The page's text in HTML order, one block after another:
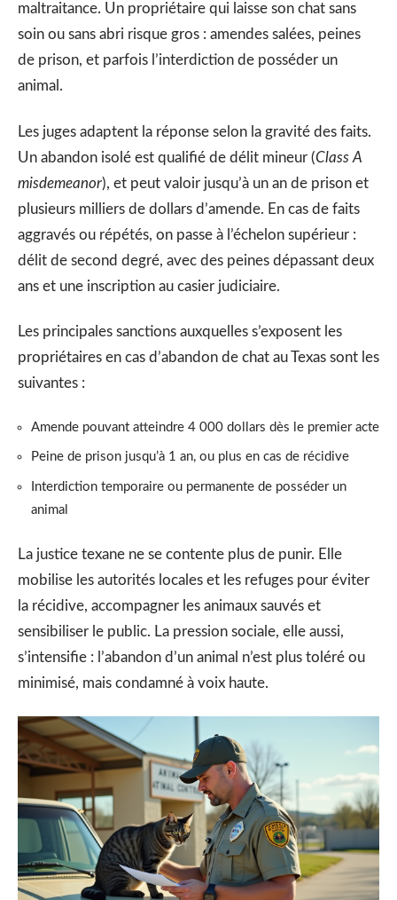
maltraitance. Un propriétaire qui laisse son chat sans
soin ou sans abri risque gros : amendes salées, peines
de prison, et parfois l’interdiction de posséder un
animal.
Les juges adaptent la réponse selon la gravité des faits.
Un abandon isolé est qualifié de délit mineur (Class A
misdemeanor), et peut valoir jusqu’à un an de prison et
plusieurs milliers de dollars d’amende. En cas de faits
aggravés ou répétés, on passe à l’échelon supérieur :
délit de second degré, avec des peines dépassant deux
ans et une inscription au casier judiciaire.
Les principales sanctions auxquelles s’exposent les
propriétaires en cas d’abandon de chat au Texas sont les
suivantes :
Amende pouvant atteindre 4 000 dollars dès le premier acte
Peine de prison jusqu’à 1 an, ou plus en cas de récidive
Interdiction temporaire ou permanente de posséder un
animal
La justice texane ne se contente plus de punir. Elle
mobilise les autorités locales et les refuges pour éviter
la récidive, accompagner les animaux sauvés et
sensibiliser le public. La pression sociale, elle aussi,
s’intensifie : l’abandon d’un animal n’est plus toléré ou
minimisé, mais condamné à voix haute.